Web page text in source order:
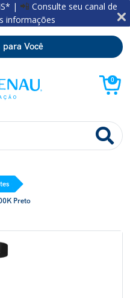
| 📲 Consulte seu canal de
informações
para Você
0
Preto